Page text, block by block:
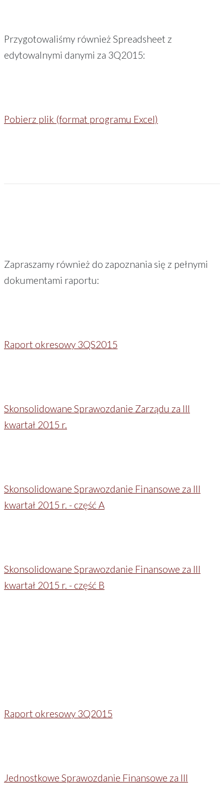
Przygotowaliśmy również Spreadsheet z
edytowalnymi danymi za 3Q2015:
Pobierz plik (format programu Excel)
Zapraszamy również do zapoznania się z pełnymi
dokumentami raportu:
Raport okresowy 3QS2015
Skonsolidowane Sprawozdanie Zarządu za III
kwartał 2015 r.
Skonsolidowane Sprawozdanie Finansowe za III
kwartał 2015 r. - część A
Skonsolidowane Sprawozdanie Finansowe za III
kwartał 2015 r. - część B
Raport okresowy 3Q2015
Jednostkowe Sprawozdanie Finansowe za III